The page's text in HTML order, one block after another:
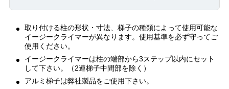
取り付ける柱の形状・寸法、梯子の種類によって使用可能な
イージークライマーが異なります。使用基準を必ず守ってご
使用ください。
イージークライマーは柱の端部から3ステップ以内にセット
して下さい。（2連梯子中間部を除く）
アルミ梯子は弊社製品をご使用下さい。